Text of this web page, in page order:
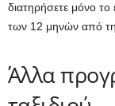
διατηρήσετε μόνο το
των 12 μηνών από
Άλλα